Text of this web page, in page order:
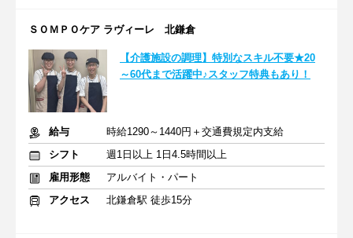
ＳＯＭＰＯケア ラヴィーレ 北鎌倉
【介護施設の調理】特別なスキル不要★20
～60代まで活躍中♪スタッフ特典もあり！
給与
時給1290～1440円＋交通費規定内支給
シフト
週1日以上 1日4.5時間以上
雇用形態
アルバイト・パート
アクセス
北鎌倉駅 徒歩15分